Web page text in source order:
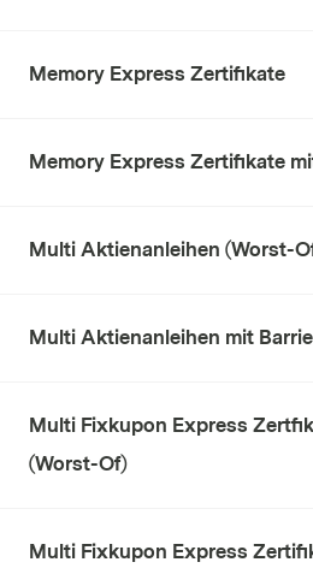
Memory Express Zertifikate
Memory Express Zertifikate
Multi Aktienanleihen (Worst-
Multi Aktienanleihen mit
Multi Fixkupon Express
(Worst-Of)
Multi Fixkupon Express